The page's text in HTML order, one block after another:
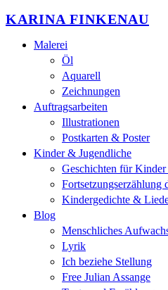
KARINA FINKENAU
Malerei
Öl
Aquarell
Zeichnungen
Auftragsarbeiten
Illustrationen
Postkarten & Poster
Kinder & Jugendliche
Geschichten für
Fortsetzungserzählung
Kindergedichte &
Blog
Menschliches
Lyrik
Ich beziehe Stellung
Free Julian Assange